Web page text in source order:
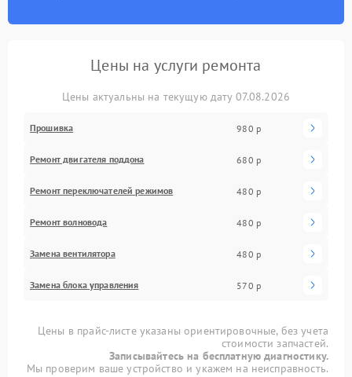
Цены на услуги ремонта
Цены актуальны на текущую дату 07.08.2026
Прошивка 980 р
Ремонт двигателя поддона 680 р
Ремонт переключателей режимов 480 р
Ремонт волновода 480 р
Замена вентилятора 480 р
Замена блока управления 570 р
Цены в прайс-листе указаны ориентировочные, без учета
стоимости запчастей.
Записывайтесь на бесплатную диагностику.
Мы проверим ваше устройство и укажем на неисправность.